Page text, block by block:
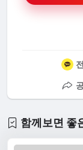
함께보면 좋